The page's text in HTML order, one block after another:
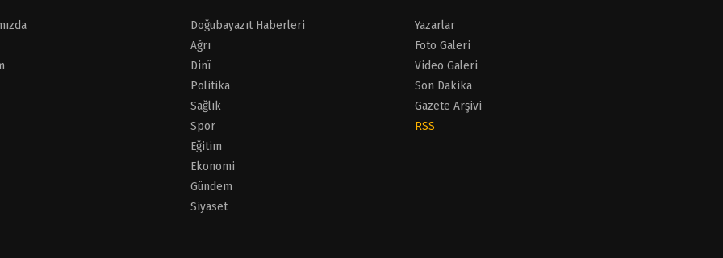
Doğubayazıt Haberleri
Ağrı
Dinî
Politika
Sağlık
Spor
Eğitim
Ekonomi
Gündem
Siyaset
Yazarlar
Foto Galeri
Video Galeri
Son Dakika
Gazete Arşivi
RSS